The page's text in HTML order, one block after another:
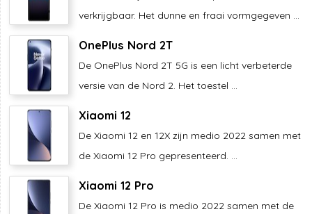
verkrijgbaar. Het dunne en fraai vormgegeven ...
OnePlus Nord 2T
De OnePlus Nord 2T 5G is een licht verbeterde
versie van de Nord 2. Het toestel ...
Xiaomi 12
De Xiaomi 12 en 12X zijn medio 2022 samen met
de Xiaomi 12 Pro gepresenteerd. ...
Xiaomi 12 Pro
De Xiaomi 12 Pro is medio 2022 samen met de